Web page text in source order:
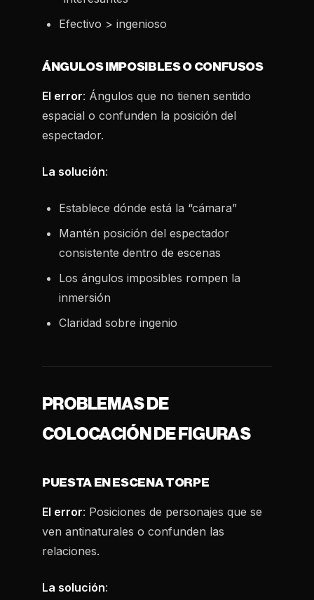
Efectivo > ingenioso
ÁNGULOS IMPOSIBLES O CONFUSOS
El error: Ángulos que no tienen sentido
espacial o confunden la posición del
espectador.
La solución:
Establece dónde está la “cámara”
Mantén posición del espectador
consistente dentro de escenas
Los ángulos imposibles rompen la
inmersión
Claridad sobre ingenio
PROBLEMAS DE
COLOCACIÓN DE FIGURAS
PUESTA EN ESCENA TORPE
El error: Posiciones de personajes que se
ven antinaturales o confunden las
relaciones.
La solución: